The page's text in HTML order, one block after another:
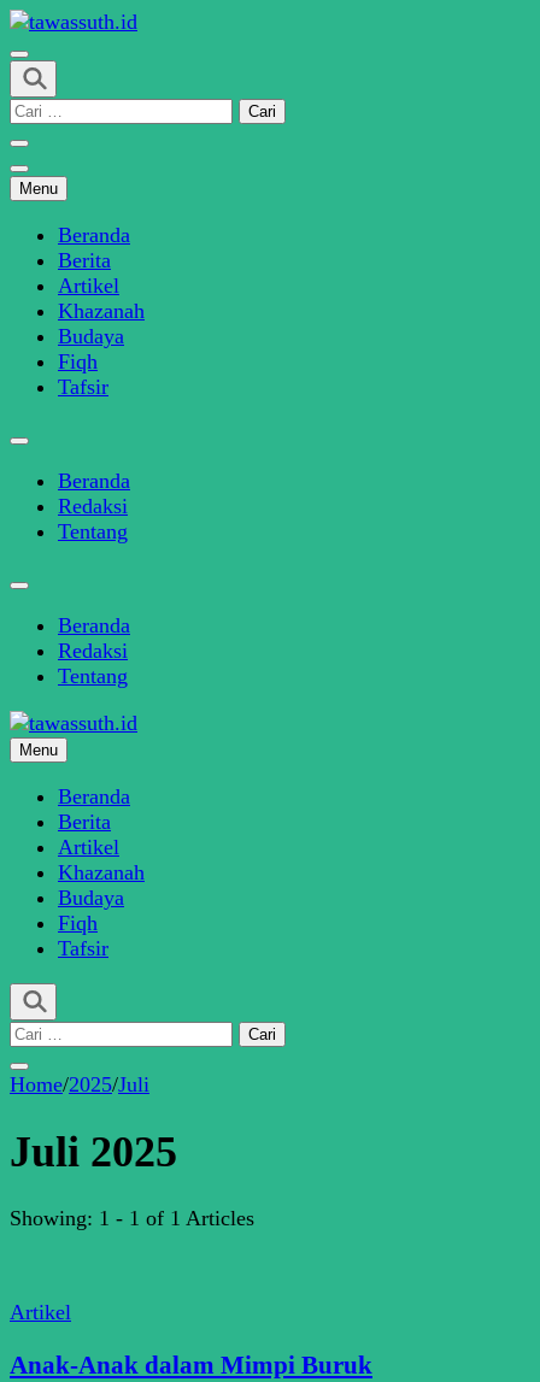
Skip
to
content
(Press
Enter)
tawassuth.id
SINDIKASI MEDIA MODERASI BERAGAMA
Cari
Menu
Beranda
Berita
Artikel
Khazanah
Budaya
Fiqh
Tafsir
Beranda
Redaksi
Tentang
Beranda
Redaksi
Tentang
tawassuth.id
SINDIKASI MEDIA MODERASI BERAGAMA
Menu
Beranda
Berita
Artikel
Khazanah
Budaya
Fiqh
Tafsir
Cari
Home/2025/Juli
Juli 2025
Showing: 1 - 1 of 1 Articles
Artikel
Anak-Anak dalam Mimpi Buruk